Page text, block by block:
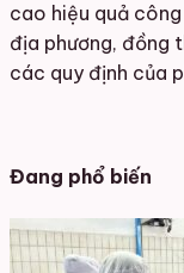
cao hiệu quả
địa phương, đồng
các quy định của
Đang phổ biến